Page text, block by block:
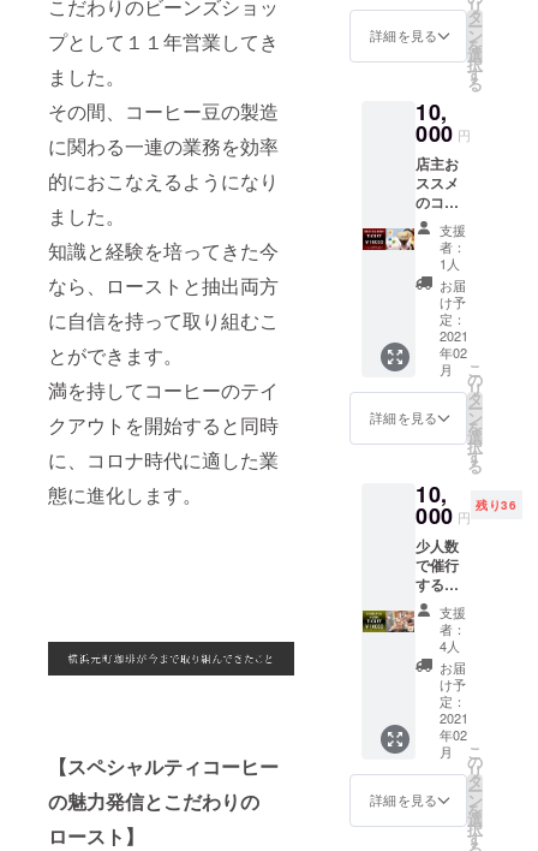
こだわりのビーンズショッ
プとして１１年営業してき
ました。
その間、コーヒー豆の製造
に関わる一連の業務を効率
的におこなえるようになり
ました。
知識と経験を培ってきた今
なら、ローストと抽出両方
に自信を持って取り組むこ
とができます。
満を持してコーヒーのテイ
クアウトを開始すると同時
に、コロナ時代に適した業
態に進化します。
【スペシャルティコーヒー
の魅力発信とこだわりの
ロースト】
コー
ヒー
バッグ
２種類
０袋
（各１
０袋ず
つ）送
らせて
いただ
きま
す。抽
出器具
をお持
ちでな
くても
お召し
上がれ
ます。
創業時
より多
続けて
いる
コー
ヒーを
どうぞ
ご堪能
くださ
い。
詳細を見る
リ
タ
ー
ン
を
選
択
す
る
10,
000 円
店主お
ススメ
のコー
ヒー豆
５種類
（各
100g）
とお好
きなド
リップ
コー
ヒー４
杯分の
チケッ
トの
セット
コー
ヒー豆
とハン
ドド
リップ
コー
ヒー両
方をご
堪能い
ただけ
ます。
※ドリン
クチ
ケット
の使用
期限：
届いた
支援
者：
1人
お届
け予
定：
2021
年02
月
詳細を見る
こ
の
リ
タ
ー
ン
を
選
択
す
る
10,
000 円
残り36
少人数
で催行
する
コー
ヒー教
室の参
加チ
ケット
です。
美味し
いコー
ヒーの
淹れ方
をお伝
えする
２時間
支援
者：
4人
お届
け予
定：
2021
年02
月
詳細を見る
こ
の
リ
タ
ー
ン
を
選
択
す